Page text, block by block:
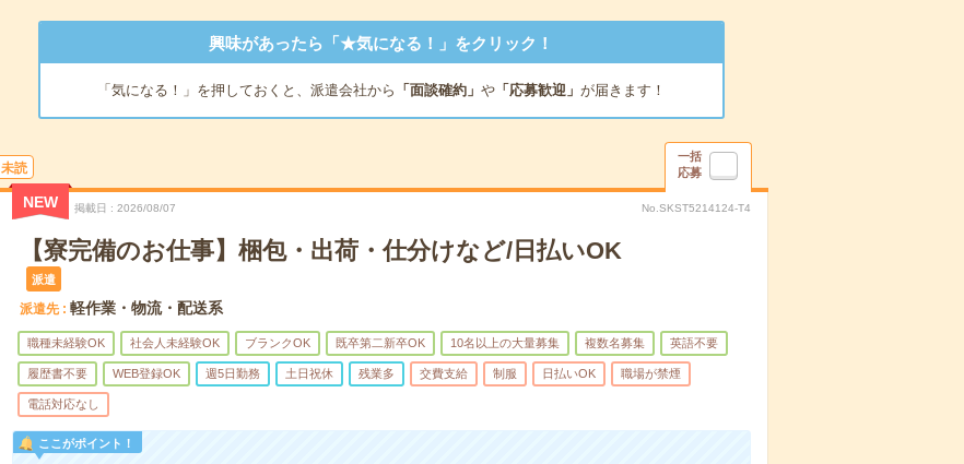
興味があったら「★気になる！」をクリック！
「気になる！」を押しておくと、派遣会社から 「面談確約」 や「応募歓迎」 が届きます！
未読
一括
応募
NEW 掲載日 2026/08/07 No.SKST5214124-T4
【寮完備のお仕事】梱包・出荷・仕分けなど/日払いOK
派遣
派遣先 軽作業・物流・配送系
職種未経験OK 社会人未経験OK ブランクOK 既卒第二新卒OK 10名以上の大量募集 複数名募集 英語不要
履歴書不要 WEB登録OK 週5日勤務 土日祝休 残業多 交費支給 制服 日払いOK 職場が禁煙
電話対応なし
ここがポイント！